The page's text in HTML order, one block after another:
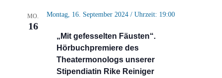
MO.
16
„Mit gefesselten Fäusten“.
Hörbuchpremiere des
Theatermonologs unserer
Stipendiatin Rike Reiniger
Montag, 16. September 2024 / Uhrzeit: 19:00